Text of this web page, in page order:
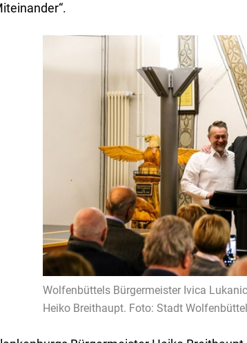
Wolfenbüttels Bürgermeister Ivica
Heiko Breithaupt. Foto: Stadt Wolfenbüttel